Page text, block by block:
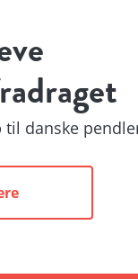
danske